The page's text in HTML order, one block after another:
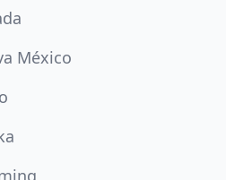
México